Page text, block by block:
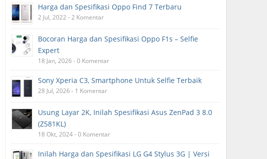
Harga dan Spesifikasi Oppo Find 7 Terbaru
2 Jul, 2022 - 2 Komentar
Bocoran Harga dan Spesifikasi Oppo F1s – Selfie
Expert
18 Jan, 2026 - 0 Komentar
Sony Xperia C3, Smartphone Untuk Selfie Terbaik
28 Jul, 2026 - 1 Komentar
Usung Layar 2K, Inilah Spesifikasi Asus ZenPad 3 8.0
(Z581KL)
18 Okt, 2024 - 0 Komentar
Inilah Harga dan Spesifikasi LG G4 Stylus 3G | Versi